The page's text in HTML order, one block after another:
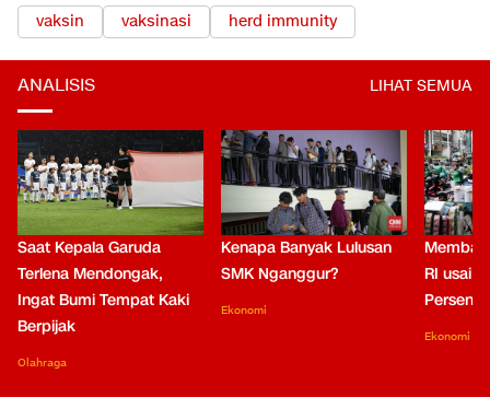
vaksin vaksinasi herd immunity
ANALISIS LIHAT SEMUA
Saat Kepala Garuda
Terlena Mendongak,
Ingat Bumi Tempat Kaki
Berpijak
Olahraga
Kenapa Banyak Lulusan
SMK Nganggur?
Ekonomi
RI usai
Persen
Ekonomi